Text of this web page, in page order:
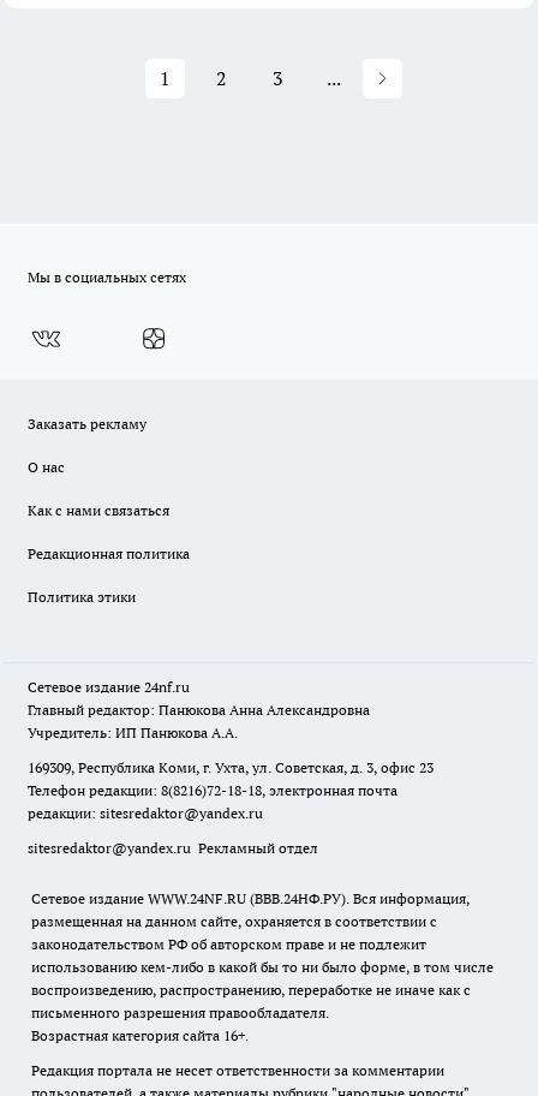
1 2 3 ...
Мы в социальных сетях
Заказать рекламу
О нас
Как с нами связаться
Редакционная политика
Политика этики
Сетевое издание 24nf.ru
Главный редактор: Панюкова Анна Александровна
Учредитель: ИП Панюкова А.А.
169309, Республика Коми, г. Ухта, ул. Советская, д. 3, офис 23
Телефон редакции: 8(8216)72-18-18, электронная почта
редакции: sitesredaktor@yandex.ru
sitesredaktor@yandex.ru Рекламный отдел
Сетевое издание WWW.24NF.RU (ВВВ.24НФ.РУ). Вся информация,
размещенная на данном сайте, охраняется в соответствии с
законодательством РФ об авторском праве и не подлежит
использованию кем-либо в какой бы то ни было форме, в том числе
воспроизведению, распространению, переработке не иначе как с
письменного разрешения правообладателя.
Возрастная категория сайта 16+.
Редакция портала не несет ответственности за комментарии